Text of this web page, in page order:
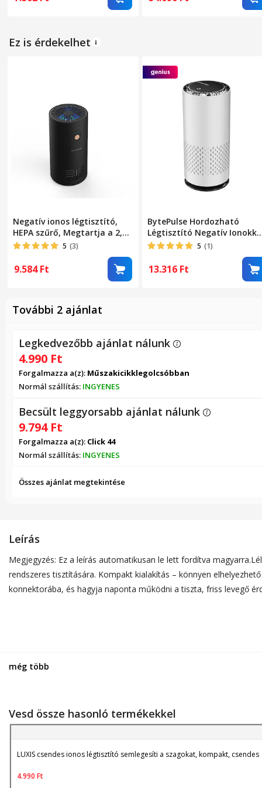
Ez is érdekelhet
Negatív ionos légtisztító,
HEPA szűrő, Megtartja a 2,5
PM részecskéket, eltávolítja
a szagokat és a füstöt, USB
interfész, csendes, fekete
5 (3)
9.584Ft
BytePulse Hordozható
Légtisztító Negatív
és Aromával, USB Type C,
csendes, kompakt, irodába
és autóba, hatékony szűrés
5 (1)
13.316 Ft
További 2 ajánlat
Legkedvezőbb ajánlat nálunk
4.990 Ft
Forgalmazza a(z): Műszakicikklegolcsóbban
Normál szállítás: INGYENES
Becsült leggyorsabb ajánlat nálunk
9.794 Ft
Forgalmazza a(z): Click 44
Normál szállítás: INGYENES
Összes ajánlat megtekintése
Leírás
Megjegyzés: Ez a leírás automatikusan le lett fordítva
rendszeres tisztítására. Kompakt kialakítás – könnyen
konnektorába, és hagyja naponta működni a tiszta, friss levegő
még több
Vesd össze hasonló termékekkel
LUXIS csendes ionos légtisztító semlegesíti a szagokat, kompakt, csendes
4.990 Ft